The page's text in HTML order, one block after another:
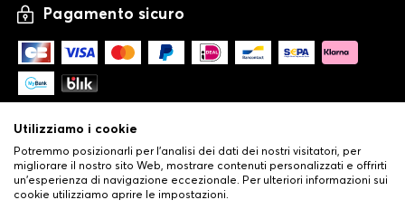
Pagamento sicuro
Utilizziamo i cookie
Potremmo posizionarli per l'analisi dei dati dei nostri visitatori, per
migliorare il nostro sito Web, mostrare contenuti personalizzati e offrirti
un'esperienza di navigazione eccezionale. Per ulteriori informazioni sui
cookie utilizziamo aprire le impostazioni.